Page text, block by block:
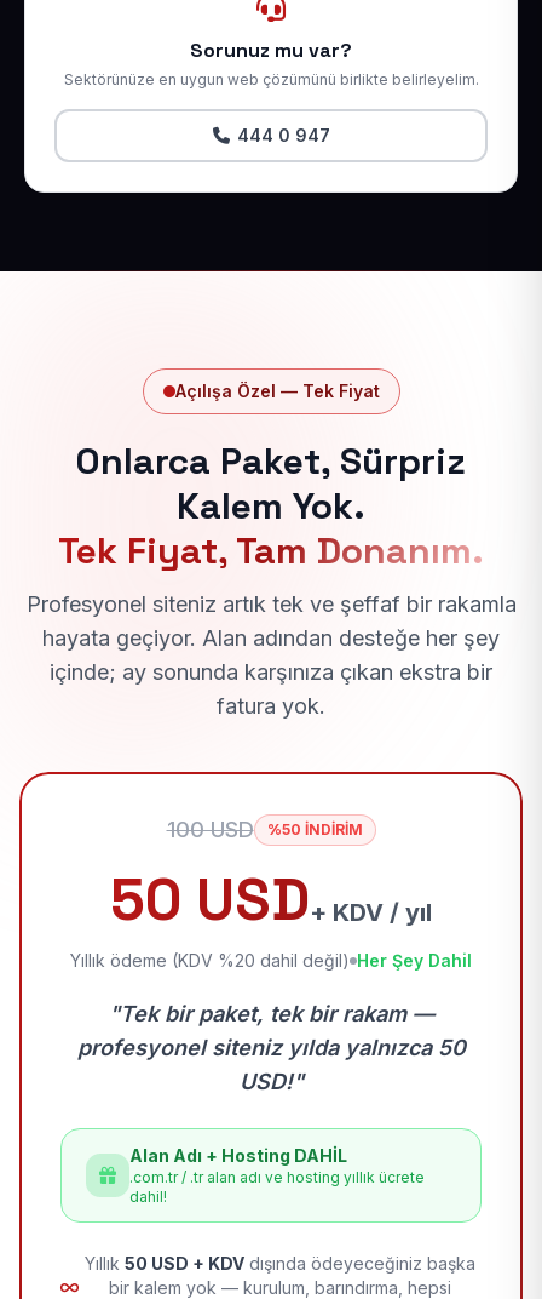
Sorunuz mu var?
Sektörünüze en uygun web çözümünü birlikte belirleyelim.
444 0 947
Açılışa Özel — Tek Fiyat
Onlarca Paket, Sürpriz
Kalem Yok.
Tek Fiyat, Tam Donanım.
Profesyonel siteniz artık tek ve şeffaf bir rakamla
hayata geçiyor. Alan adından desteğe her şey
içinde; ay sonunda karşınıza çıkan ekstra bir
fatura yok.
100 USD %50 İNDİRİM
50 USD+ KDV / yıl
Yıllık ödeme (KDV %20 dahil değil) Her Şey Dahil
"Tek bir paket, tek bir rakam —
profesyonel siteniz yılda yalnızca 50
USD!"
Alan Adı + Hosting DAHİL
.com.tr / .tr alan adı ve hosting yıllık ücrete
dahil!
Yıllık 50 USD + KDV dışında ödeyeceğiniz başka
bir kalem yok — kurulum, barındırma, hepsi